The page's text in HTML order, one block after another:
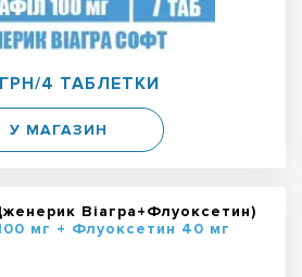
4 ТАБЛЕТКИ
У МАГАЗИН
Віагра+Флуоксетин)
мг + Флуоксетин 40 мг